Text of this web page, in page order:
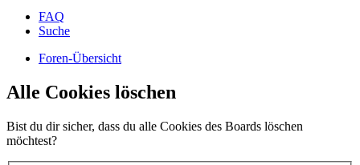
FAQ
Suche
Foren-Übersicht
Alle Cookies löschen
Bist du dir sicher, dass du alle Cookies des Boards löschen
möchtest?